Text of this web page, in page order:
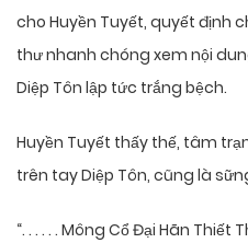
cho Huyền Tuyết, quyết định
thư nhanh chóng xem nội
Diệp Tôn lập tức trắng bệch.
Huyền Tuyết thấy thế, tâm
trên tay Diệp Tôn, cũng là
“. . . . . . Mông Cổ Đại Hãn